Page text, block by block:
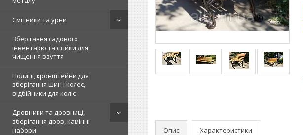
Смітники та урни
Зберігання садового
інвентарю та стійки для
чищення взуття
Полиці, кронштейни для
зберігання шин і колес,
відбійники для коліс
Дровники та дровниці,
зберігання дров, камінні
набори
Опис Характеристики